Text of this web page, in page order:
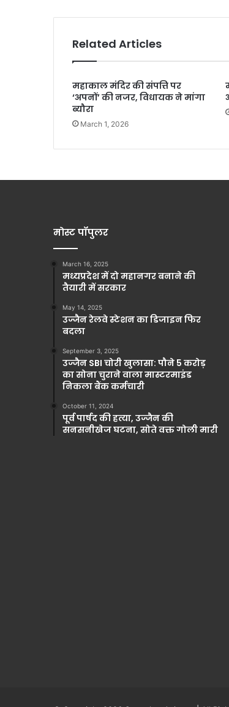
Related Articles
महाकाल मंदिर की संपत्ति पर
‘अपनों’ की नजर, विधायक ने मांगा
ब्यौरा
March 1, 2026
मोस्ट पॉपुलर
March 16, 2025
मध्यप्रदेश में दो महानगर बनाने की
तैयारी में सरकार
May 14, 2025
उज्जैन रेलवे स्टेशन का डिजाइन फिर
बदला
September 3, 2025
उज्जैन SBI चोरी खुलासा: पौने 5 करोड़
का सोना चुराने वाला मास्टरमाइंड
निकला बैंक कर्मचारी
October 11, 2024
पूर्व पार्षद की हत्या, उज्जैन की
सनसनीखेज घटना, सोते वक्त गोली मारी